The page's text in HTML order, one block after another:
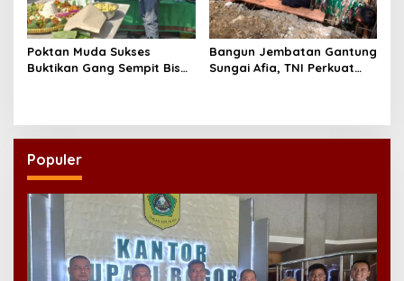
Poktan Muda Sukses
Buktikan Gang Sempit Bisa
Bangun Jembatan Gantung
Sungai Afia, TNI Perkuat
Populer